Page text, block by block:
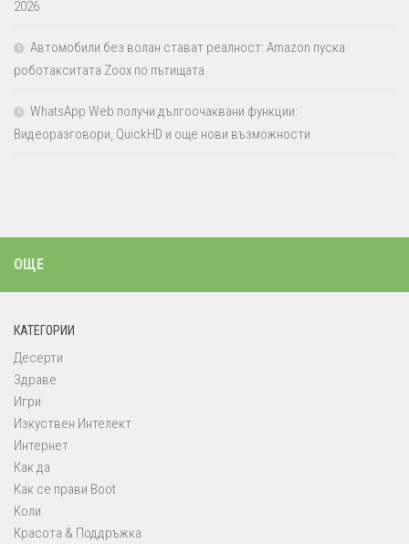
2026
Автомобили без волан стават реалност: Amazon пуска
роботакситата Zoox по пътищата
WhatsApp Web получи дългоочаквани функции:
Видеоразговори, QuickHD и още нови възможности
ОЩЕ
КАТЕГОРИИ
Десерти
Здраве
Игри
Изкуствен Интелект
Интернет
Как да
Как се прави Boot
Коли
Красота & Поддръжка